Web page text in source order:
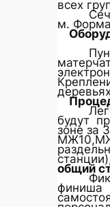
всех
м.
будут
зоне за
общий